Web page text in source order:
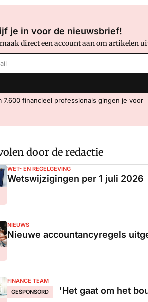
je in voor de nieuwsbrief!
direct een account aan om artikelen
7.600 financieel professionals gingen je voor
door de redactie
WET- EN REGELGEVING
Wetswijzigingen per 1 juli 2026
NIEUWS
Nieuwe accountancyregels
FINANCE TEAM
GESPONSORD
'Het gaat om het